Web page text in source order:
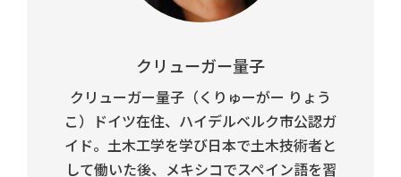
クリューガー量子
クリューガー量子（くりゅーがー りょう
こ）ドイツ在住、ハイデルベルク市公認ガ
イド。土木工学を学び日本で土木技術者と
して働いた後、メキシコでスペイン語を習